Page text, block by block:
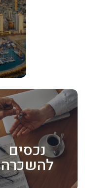
נכסים
להשכרה